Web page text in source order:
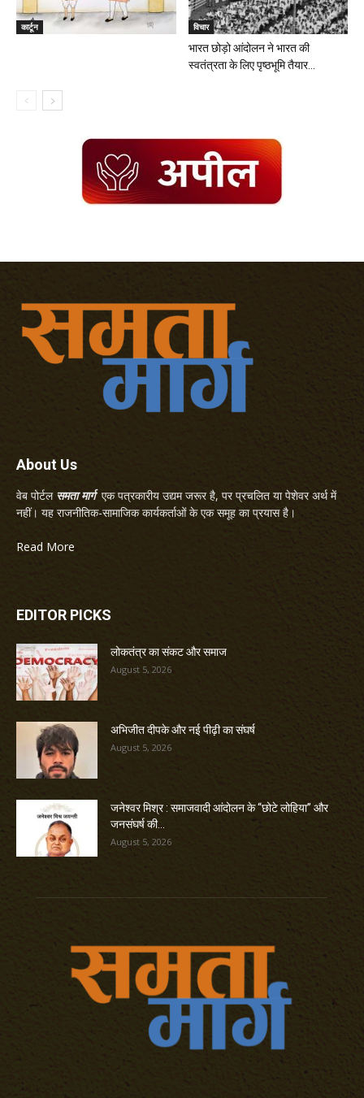
कार्टून विचार
भारत छोड़ो आंदोलन ने भारत की
स्वतंत्रता के लिए पृष्ठभूमि तैयार...
About Us
वेब पोर्टल समता मार्गएक पत्रकारीय उद्यम जरूर है, पर प्रचलित या पेशेवर अर्थ में
नहीं। यह राजनीतिक-सामाजिक कार्यकर्ताओं के एक समूह का प्रयास है।
Read More
EDITOR PICKS
लोकतंत्र का संकट और समाज
August 5, 2026
अभिजीत दीपके और नई पीढ़ी का संघर्ष
August 5, 2026
जनेश्वर मिश्र : समाजवादी आंदोलन के “छोटे लोहिया” और
जनसंघर्ष की...
August 5, 2026